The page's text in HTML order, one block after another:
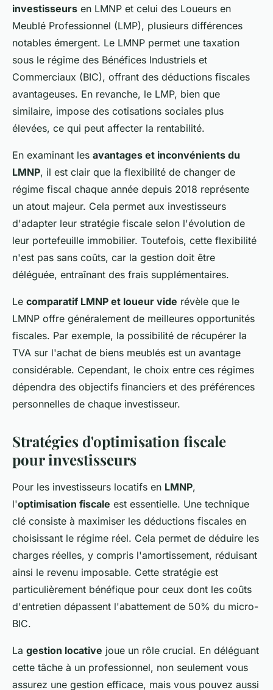
investisseurs en LMNP et celui des Loueurs en
Meublé Professionnel (LMP), plusieurs différences
notables émergent. Le LMNP permet une taxation
sous le régime des Bénéfices Industriels et
Commerciaux (BIC), offrant des déductions fiscales
avantageuses. En revanche, le LMP, bien que
similaire, impose des cotisations sociales plus
élevées, ce qui peut affecter la rentabilité.
En examinant les avantages et inconvénients du
LMNP, il est clair que la flexibilité de changer de
régime fiscal chaque année depuis 2018 représente
un atout majeur. Cela permet aux investisseurs
d'adapter leur stratégie fiscale selon l'évolution de
leur portefeuille immobilier. Toutefois, cette flexibilité
n'est pas sans coûts, car la gestion doit être
déléguée, entraînant des frais supplémentaires.
Le comparatif LMNP et loueur vide révèle que le
LMNP offre généralement de meilleures opportunités
fiscales. Par exemple, la possibilité de récupérer la
TVA sur l'achat de biens meublés est un avantage
considérable. Cependant, le choix entre ces régimes
dépendra des objectifs financiers et des préférences
personnelles de chaque investisseur.
Stratégies d'optimisation fiscale
pour investisseurs
Pour les investisseurs locatifs en LMNP,
l'optimisation fiscale est essentielle. Une technique
clé consiste à maximiser les déductions fiscales en
choisissant le régime réel. Cela permet de déduire les
charges réelles, y compris l'amortissement, réduisant
ainsi le revenu imposable. Cette stratégie est
particulièrement bénéfique pour ceux dont les coûts
d'entretien dépassent l'abattement de 50% du micro-
BIC.
La gestion locative joue un rôle crucial. En déléguant
cette tâche à un professionnel, non seulement vous
assurez une gestion efficace, mais vous pouvez aussi